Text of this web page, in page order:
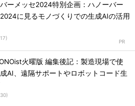
ーメッセ2024特別企画：ハノーバー
2024に見るモノづくりでの生成AIの活用
)
火曜版 編集後記：製造現場で使
AI、遠隔サポートやロボットコード生
)